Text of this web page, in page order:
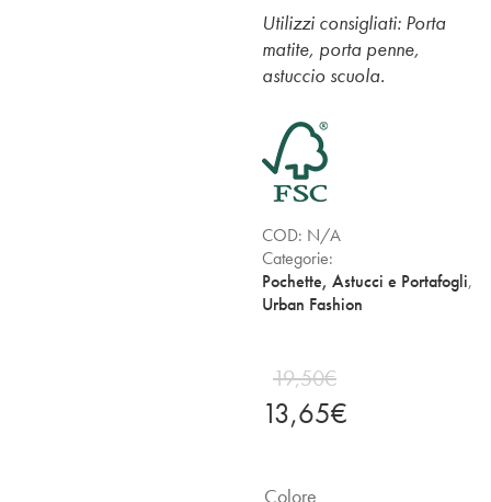
Utilizzi consigliati: Porta
matite, porta penne,
astuccio scuola.
COD: N/A
Categorie:
Pochette, Astucci e Portafogli,
Urban Fashion
19,50€
13,65€
Colore